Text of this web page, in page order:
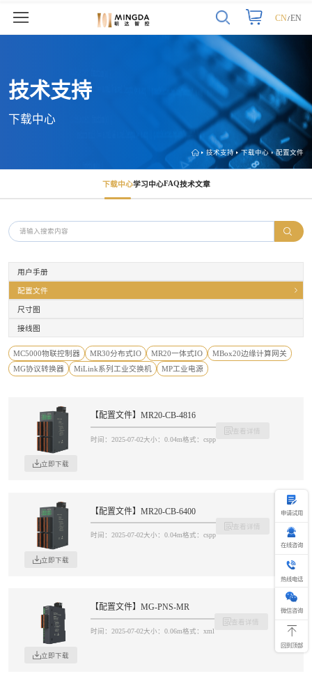
CN/EN
技术支持
下载中心
下载中心学习中心FAQ技术文章
技术支持 下载中心 配置文件
用户手册
配置文件
尺寸图
接线图
MC5000物联控制器 MR30分布式IO MR20一体式IO
MBox20边缘计算网关
MG协议转换器
MiLink系列工业交换机 MP工业电源
【配置文件】MR20-CB-4816
时间：2025-07-02大小：0.04m格式：cspp
查看详情
立即下载
【配置文件】MR20-CB-6400
时间：2025-07-02大小：0.04m格式：cspp
查看详情
立即下载
【配置文件】MG-PNS-MR
时间：2025-07-02大小：0.06m格式：xml
查看详情
立即下载
申请试用
在线咨询
热线电话
热
线
话
400-
微信咨询
回到顶部